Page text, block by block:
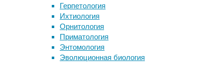
Герпетология
Ихтиология
Орнитология
Приматология
Энтомология
Эволюционная биология
Участники
эксперимента
США,
которым
ежемесячно
Следите за новостями